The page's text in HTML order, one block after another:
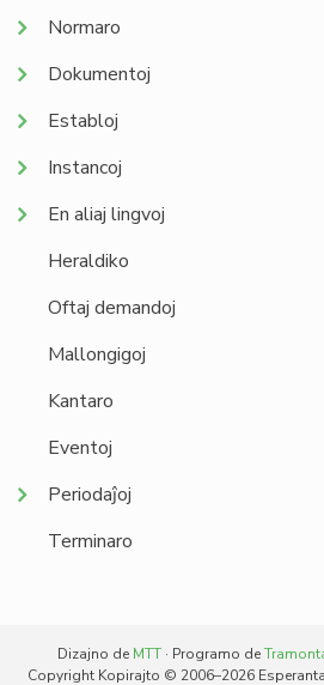
Normaro
Dokumentoj
Establoj
Instancoj
En aliaj lingvoj
Heraldiko
Oftaj demandoj
Mallongigoj
Kantaro
Eventoj
Periodaĵoj
Terminaro
Dizajno de MTT· Programo de
Copyright Kopirajto © 2006–2026